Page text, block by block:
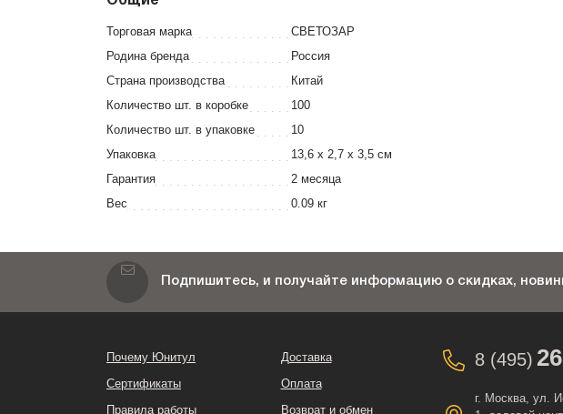
Торговая марка
СВЕТОЗАР
Родина бренда
Россия
Страна производства
Китай
Количество шт. в коробке
100
Количество шт. в упаковке
10
Упаковка
13,6 x 2,7 x 3,5 см
Гарантия
2 месяца
Вес
0.09 кг
Подпишитесь, и получайте информацию о скидках,
Почему Юнитул
Сертификаты
Правила работы
Доставка
Оплата
Возврат и обмен
8 (495)
г. Москва, ул.